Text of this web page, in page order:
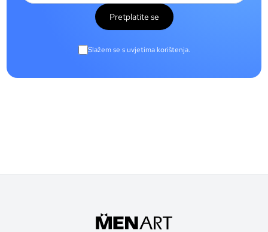
Pretplatite se
Slažem se s uvjetima korištenja.